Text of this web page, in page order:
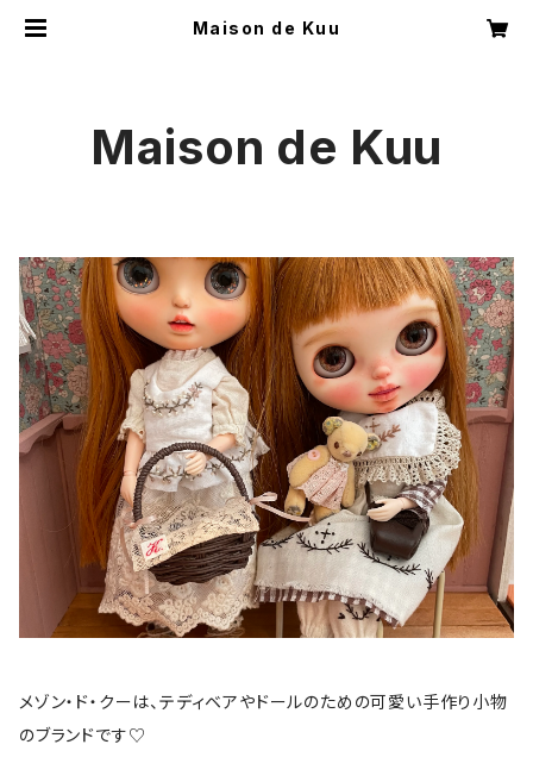
Maison de Kuu
Maison de Kuu
メゾン・ド・クーは、テディベアやドールのための可愛い手作り小物
のブランドです♡